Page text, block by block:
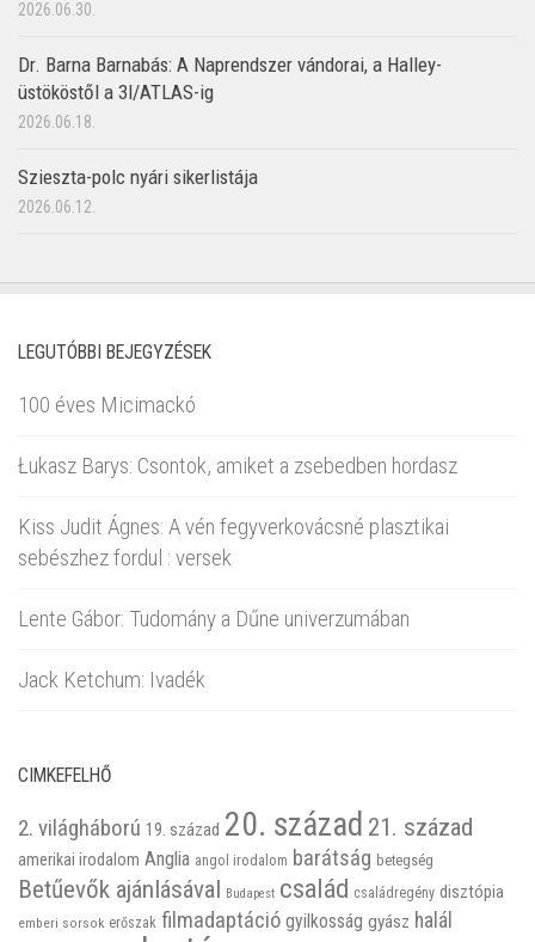
2026.06.30.
Dr. Barna Barnabás: A Naprendszer vándorai, a Halley-
üstököstől a 3I/ATLAS-ig
2026.06.18.
Szieszta-polc nyári sikerlistája
2026.06.12.
LEGUTÓBBI BEJEGYZÉSEK
100 éves Micimackó
Łukasz Barys: Csontok, amiket a zsebedben hordasz
Kiss Judit Ágnes: A vén fegyverkovácsné plasztikai
sebészhez fordul : versek
Lente Gábor: Tudomány a Dűne univerzumában
Jack Ketchum: Ivadék
CIMKEFELHŐ
2. világháború 19. század 20. század 21. század
amerikai irodalom Anglia angol irodalom barátság betegség
Betűevők ajánlásával Budapest család családregény disztópia
emberi sorsok erőszak filmadaptáció gyilkosság gyász halál